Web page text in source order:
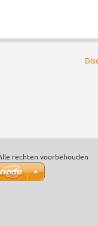
rechten voorbehouden